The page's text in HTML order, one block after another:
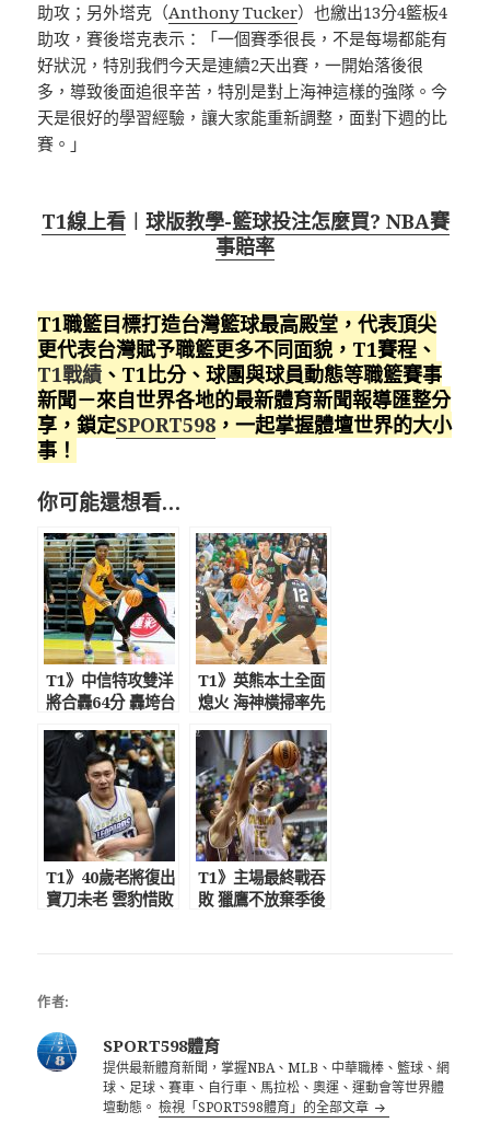
助攻；另外塔克（Anthony Tucker）也繳出13分4籃板4
助攻，賽後塔克表示：「一個賽季很長，不是每場都能有
好狀況，特別我們今天是連續2天出賽，一開始落後很
多，導致後面追很辛苦，特別是對上海神這樣的強隊。今
天是很好的學習經驗，讓大家能重新調整，面對下週的比
賽。」
T1線上看︱ 球版教學-籃球投注怎麼買? NBA賽
事賠率
T1職籃目標打造台灣籃球最高殿堂，代表頂尖
更代表台灣賦予職籃更多不同面貌，T1賽程、
T1戰績 、T1比分、球團與球員動態等職籃賽事
新聞－來自世界各地的最新體育新聞報導匯整分
享，鎖定SPORT598 ，一起掌握體壇世界的大小
事！
你可能還想看…
T1》中信特攻雙洋
將合轟64分 轟垮台
T1》英熊本土全面
熄火 海神橫掃率先
T1》40歲老將復出
寶刀未老 雲豹惜敗
T1》主場最終戰吞
敗 獵鷹不放棄季後
作者:
SPORT598體育
提供最新體育新聞，掌握NBA、MLB、中華職棒、籃球、網
球、足球、賽車、自行車、馬拉松、奧運、運動會等世界體
壇動態。檢視「SPORT598體育」的全部文章